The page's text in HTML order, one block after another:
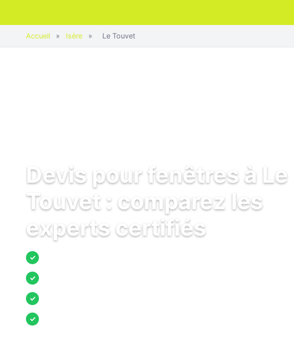
Accueil » Isère » Le Touvet
Devis pour fenêtres à Le
Touvet : comparez les
experts certifiés
✓
✓
✓
✓